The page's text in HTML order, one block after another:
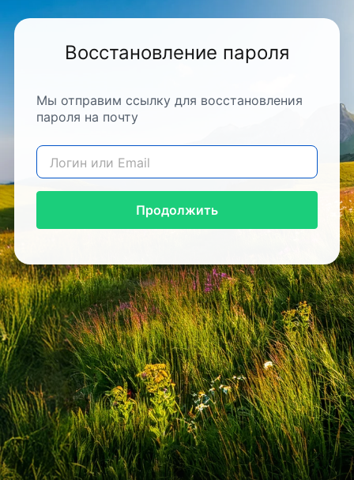
Восстановление пароля
Мы отправим ссылку для восстановления
пароля на почту
Продолжить